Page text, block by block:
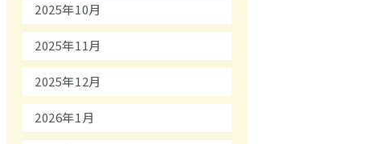
2025年10月
2025年11月
2025年12月
2026年1月